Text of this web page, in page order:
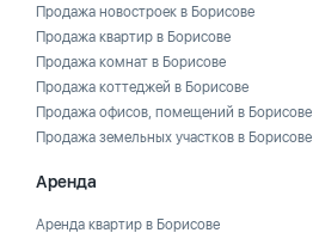
Продажа новостроек в Борисове
Продажа квартир в Борисове
Продажа комнат в Борисове
Продажа коттеджей в Борисове
Продажа офисов, помещений в Борисове
Продажа земельных участков в Борисове
Аренда
Аренда квартир в Борисове